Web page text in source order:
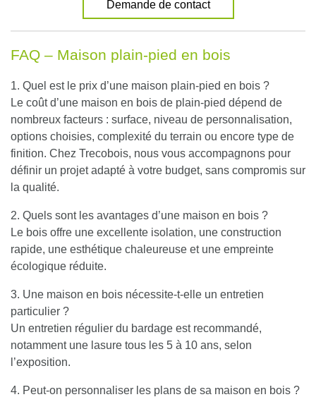
Demande de contact
FAQ – Maison plain-pied en bois
1. Quel est le prix d’une maison plain-pied en bois ?
Le coût d’une maison en bois de plain-pied dépend de
nombreux facteurs : surface, niveau de personnalisation,
options choisies, complexité du terrain ou encore type de
finition. Chez Trecobois, nous vous accompagnons pour
définir un projet adapté à votre budget, sans compromis sur
la qualité.
2. Quels sont les avantages d’une maison en bois ?
Le bois offre une excellente isolation, une construction
rapide, une esthétique chaleureuse et une empreinte
écologique réduite.
3. Une maison en bois nécessite-t-elle un entretien
particulier ?
Un entretien régulier du bardage est recommandé,
notamment une lasure tous les 5 à 10 ans, selon
l’exposition.
4. Peut-on personnaliser les plans de sa maison en bois ?